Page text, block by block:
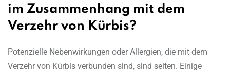
im Zusammenhang mit dem
Verzehr von Kürbis?
Potenzielle Nebenwirkungen oder Allergien, die mit dem
Verzehr von Kürbis verbunden sind, sind selten. Einige